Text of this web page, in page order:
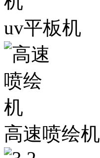
uv平板机
高速喷绘机